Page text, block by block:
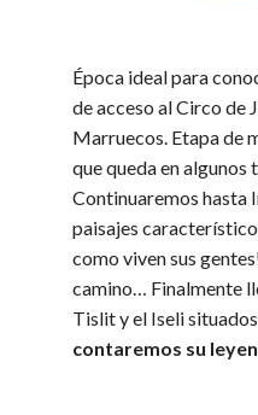
Época ideal para
de acceso al Circo de
Marruecos. Etapa de
que queda en algunos
Continuaremos hasta
paisajes
como viven sus
camino… Finalmente
Tislit y el Iseli
contaremos su